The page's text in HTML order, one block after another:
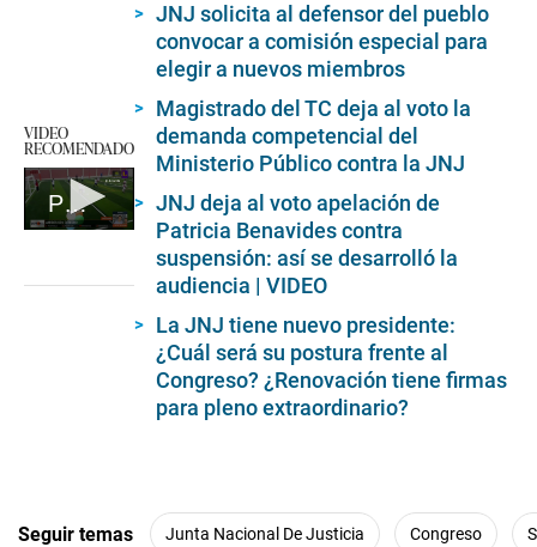
VIDEO
RECOMENDADO
Punto final: informe 'Amigos con derechos'
JNJ solicita al defensor del pueblo
convocar a comisión especial para
elegir a nuevos miembros
Magistrado del TC deja al voto la
demanda competencial del
Ministerio Público contra la JNJ
JNJ deja al voto apelación de
Patricia Benavides contra
suspensión: así se desarrolló la
audiencia | VIDEO
La JNJ tiene nuevo presidente:
¿Cuál será su postura frente al
Congreso? ¿Renovación tiene firmas
para pleno extraordinario?
Seguir temas Junta Nacional De Justicia Congreso